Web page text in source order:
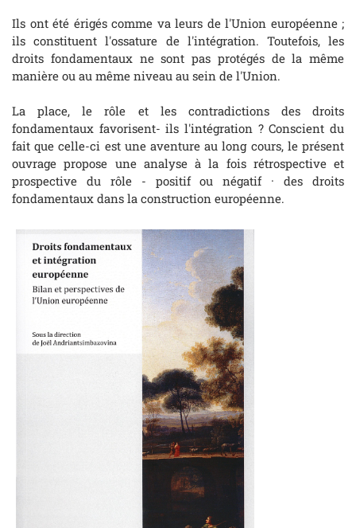
Ils ont été érigés comme va leurs de l'Union européenne ;
ils constituent l'ossature de l'intégration. Toutefois, les
droits fondamentaux ne sont pas protégés de la même
manière ou au même niveau au sein de l'Union.
La place, le rôle et les contradictions des droits
fondamentaux favorisent- ils l'intégration ? Conscient du
fait que celle-ci est une aventure au long cours, le présent
ouvrage propose une analyse à la fois rétrospective et
prospective du rôle - positif ou négatif · des droits
fondamentaux dans la construction européenne.